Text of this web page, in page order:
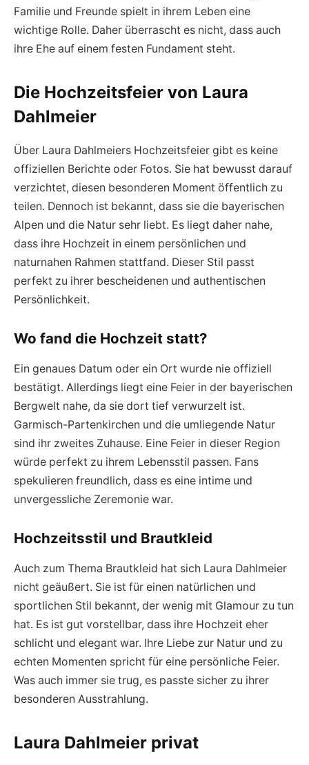
Familie und Freunde spielt in ihrem Leben eine
wichtige Rolle. Daher überrascht es nicht, dass auch
ihre Ehe auf einem festen Fundament steht.
Die Hochzeitsfeier von Laura
Dahlmeier
Über Laura Dahlmeiers Hochzeitsfeier gibt es keine
offiziellen Berichte oder Fotos. Sie hat bewusst darauf
verzichtet, diesen besonderen Moment öffentlich zu
teilen. Dennoch ist bekannt, dass sie die bayerischen
Alpen und die Natur sehr liebt. Es liegt daher nahe,
dass ihre Hochzeit in einem persönlichen und
naturnahen Rahmen stattfand. Dieser Stil passt
perfekt zu ihrer bescheidenen und authentischen
Persönlichkeit.
Wo fand die Hochzeit statt?
Ein genaues Datum oder ein Ort wurde nie offiziell
bestätigt. Allerdings liegt eine Feier in der bayerischen
Bergwelt nahe, da sie dort tief verwurzelt ist.
Garmisch-Partenkirchen und die umliegende Natur
sind ihr zweites Zuhause. Eine Feier in dieser Region
würde perfekt zu ihrem Lebensstil passen. Fans
spekulieren freundlich, dass es eine intime und
unvergessliche Zeremonie war.
Hochzeitsstil und Brautkleid
Auch zum Thema Brautkleid hat sich Laura Dahlmeier
nicht geäußert. Sie ist für einen natürlichen und
sportlichen Stil bekannt, der wenig mit Glamour zu tun
hat. Es ist gut vorstellbar, dass ihre Hochzeit eher
schlicht und elegant war. Ihre Liebe zur Natur und zu
echten Momenten spricht für eine persönliche Feier.
Was auch immer sie trug, es passte sicher zu ihrer
besonderen Ausstrahlung.
Laura Dahlmeier privat